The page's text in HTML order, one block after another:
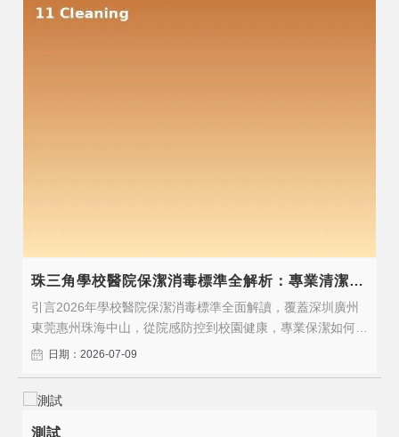
珠三角學校醫院保潔消毒標準全解析：專業清潔守護健康安全
引言2026年學校醫院保潔消毒標準全面解讀，覆蓋深圳廣州
東莞惠州珠海中山，從院感防控到校園健康，專業保潔如何守
護師生患者的健康安全。2026年，隨著行業標準的持續升級
的保潔服務商比以往任何時候都更加重要。一、服務標準與核
心價值醫院保潔、學校保潔、..
日期：2026-07-09
測試